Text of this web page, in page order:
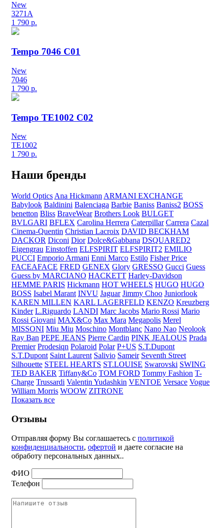
New
3271A
1 790 р.
Tempo 7046 C01
New
7046
1 790 р.
Tempo TE1002 C02
New
TE1002
1 790 р.
Наши бренды
World Optics Ana Hickmann ARMANI EXCHANGE
Babylook Baldinini Balenciaga Barbie Baniss Baniss2 BOSS
benetton Bliss BraveWear Brothers Look BULGET
BVLGARI BFLEX Carolina Herrera Caterpillar Carrera Cazal
Cinema-Quentin Christian Lacroix DAVID BECKHAM
DACKOR Diconi Dior Dolce&Gabbana DSQUARED2
Eigengrau Einstoffen ELFSPIRIT ELFSPIRIT2 EMILIO
PUCCI Emporio Armani Enni Marco Estilo Fisher Price
FACEAFACE FRED GENEX Glory GRESSO Gucci Guess
Guess by MARCIANO HACKETT Harley-Davidson
HEMME PARIS Hickmann HOT WHEELS HUGO HUGO
BOSS Isabel Marant INVU Jaguar Jimmy Choo Juniorlook
KAREN MILLEN KARL LAGERFELD KENZO Kreuzberg
Kinder L.Riguardo LANDI Marc Jacobs Mario Rossi Mario
Rossi Giovani MAX&Co Max Mara Megapolis Merel
MISSONI Miu Miu Moschino Montblanc Nano Nao Neolook
Ray Ban PEPE JEANS Pierre Cardin PINK JEALOUS Prada
Premier Prodesiqn Polaroid Polar P+US S.T.Dupont
S.T.Dupont Saint Laurent Salivio Sameir Seventh Street
Silhouette STEEL HEARTS ST.LOUISE Swarovski SWING
TED BAKER Tiffany&Co TOM FORD Tommy Fashion T-
Charge Trussardi Valentin Yudashkin VENTOE Versace Vogue
William Morris WOOW ZITRONE
Показать все
Отзывы
Отправляя форму Вы соглашаетесь с политикой
конфиденциальности, офертой и даете согласие на
обработу персональных данных..
ФИО
Телефон